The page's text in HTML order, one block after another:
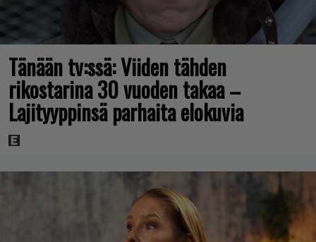
Tänään tv:ssä: Viiden tähden
rikostarina 30 vuoden takaa –
Lajityyppinsä parhaita elokuvia